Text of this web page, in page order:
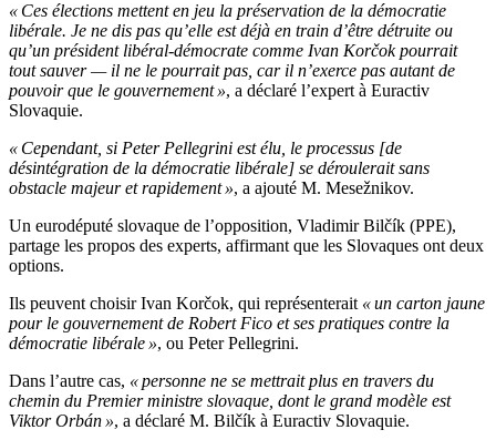
« Ces élections mettent en jeu la préservation de la démocratie
libérale. Je ne dis pas qu’elle est déjà en train d’être détruite ou
qu’un président libéral-démocrate comme Ivan Korčok pourrait
tout sauver — il ne le pourrait pas, car il n’exerce pas autant de
pouvoir que le gouvernement », a déclaré l’expert à Euractiv
Slovaquie.
« Cependant, si Peter Pellegrini est élu, le processus [de
désintégration de la démocratie libérale] se déroulerait sans
obstacle majeur et rapidement », a ajouté M. Mesežnikov.
Un eurodéputé slovaque de l’opposition, Vladimir Bilčík (PPE),
partage les propos des experts, affirmant que les Slovaques ont deux
options.
Ils peuvent choisir Ivan Korčok, qui représenterait « un carton jaune
pour le gouvernement de Robert Fico et ses pratiques contre la
démocratie libérale », ou Peter Pellegrini.
Dans l’autre cas, « personne ne se mettrait plus en travers du
chemin du Premier ministre slovaque, dont le grand modèle est
Viktor Orbán », a déclaré M. Bilčík à Euractiv Slovaquie.